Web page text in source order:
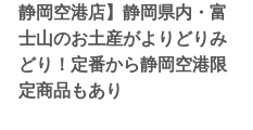
静岡空港店】静岡県内・富
士山のお土産がよりどりみ
どり！定番から静岡空港限
定商品もあり